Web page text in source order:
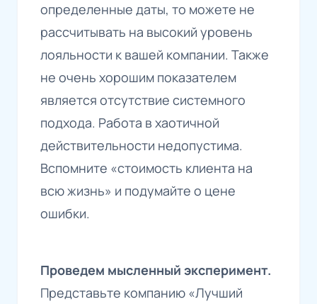
определенные даты, то можете не
рассчитывать на высокий уровень
лояльности к вашей компании. Также
не очень хорошим показателем
является отсутствие системного
подхода. Работа в хаотичной
действительности недопустима.
Вспомните «стоимость клиента на
всю жизнь» и подумайте о цене
ошибки.
Проведем мысленный эксперимент.
Представьте компанию «Лучший